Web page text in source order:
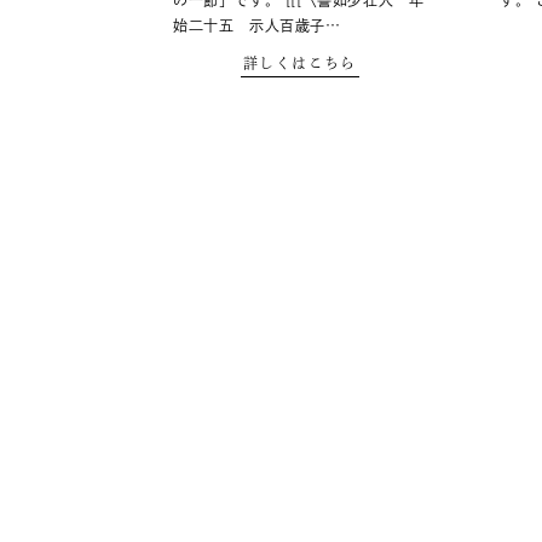
始二十五 示人百歳子…
詳しくはこちら